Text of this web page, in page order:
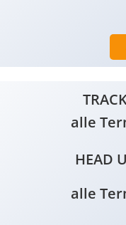
alle
HEAD
alle